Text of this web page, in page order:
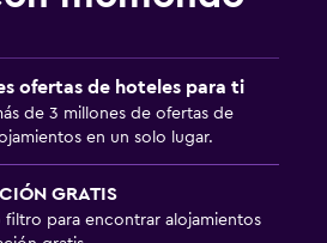
ofertas de hoteles para ti
de 3 millones de ofertas de
en un solo lugar.
GRATIS
filtro para encontrar alojamientos